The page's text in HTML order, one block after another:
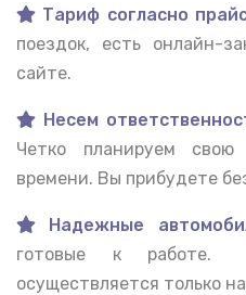
Тариф согласно
поездок, есть онлайн-
сайте.
Несем
Четко планируем
времени. Вы прибудете
Надежные
готовые к
осуществляется только